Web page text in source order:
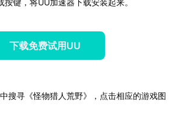
下载免费试用UU
搜寻《怪物猎人荒野》，点击相应的游戏图